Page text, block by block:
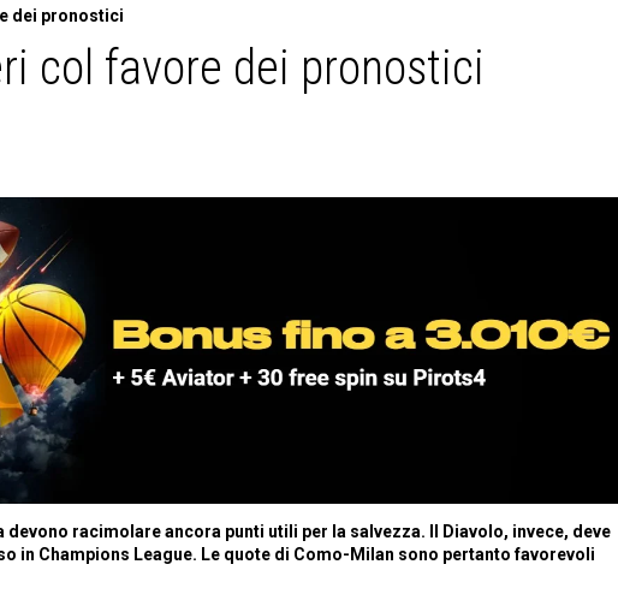
dei pronostici
col favore dei pronostici
racimolare ancora punti utili per la salvezza. Il Diavolo, invece, deve
in Champions League. Le quote di Como-Milan sono pertanto favorevoli